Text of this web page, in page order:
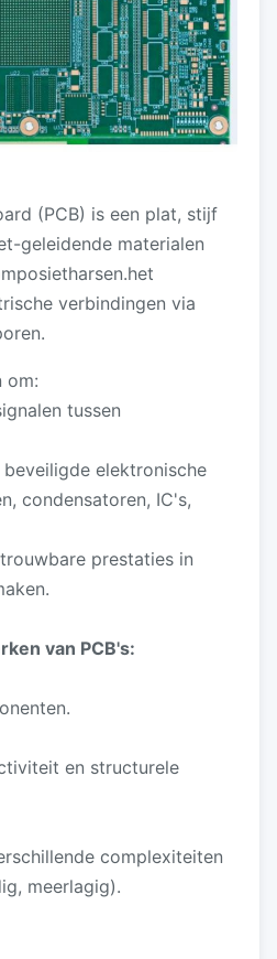
(PCB) is een plat, stijf
geleidende materialen
verbindingen via
om:
tussen
elektronische
condensatoren, IC's,
prestaties in
van PCB's:
en structurele
complexiteiten
meerlagig).